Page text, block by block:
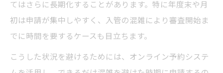
てはさらに長期化することがあります。特に年度末や月
初は申請が集中しやすく、入管の混雑により審査開始ま
でに時間を要するケースも目立ちます。
こうした状況を避けるためには、オンライン予約システ